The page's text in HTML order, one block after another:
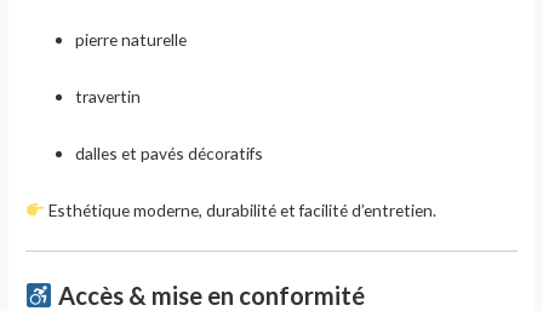
pierre naturelle
travertin
dalles et pavés décoratifs
Esthétique moderne, durabilité et facilité d’entretien.
Accès & mise en conformité